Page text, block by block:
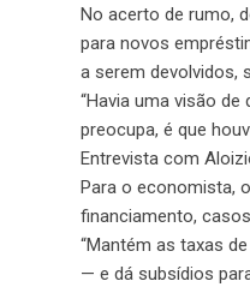
No acerto de rumo,
para novos
a serem devolvidos,
“Havia uma visão
preocupa, é que
Entrevista com
Para o economista,
financiamento,
“Mantém as taxas
— e dá subsídios